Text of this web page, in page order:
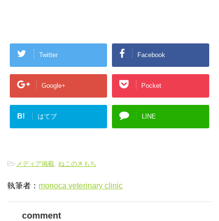
Twitter Facebook
Google+ Pocket
B! はてブ LINE
- メディア掲載 ねこのきもち
執筆者： monoca veterinary clinic
comment